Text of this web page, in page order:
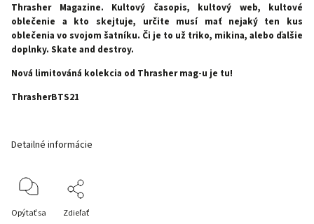
Thrasher Magazine. Kultový časopis, kultový web, kultové
oblečenie a kto skejtuje, určite musí mať nejaký ten kus
oblečenia vo svojom šatníku. Či je to už triko, mikina, alebo ďalšie
doplnky. Skate and destroy.
Nová limitováná kolekcia od Thrasher mag-u je tu!
ThrasherBTS21
Detailné informácie
Opýtať sa Zdieľať